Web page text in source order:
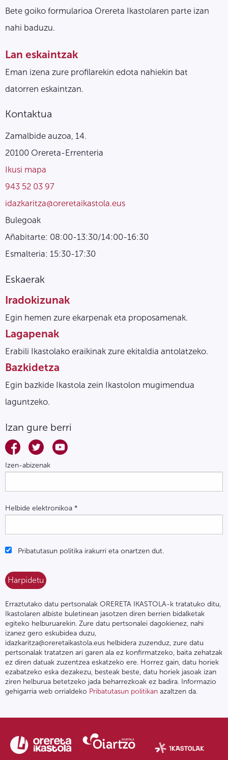
Bete goiko formularioa Orereta Ikastolaren parte izan
nahi baduzu.
Lan eskaintzak
Eman izena zure profilarekin edota nahiekin bat
datorren eskaintzan.
Kontaktua
Zamalbide auzoa, 14.
20100 Orereta-Errenteria
Ikusi mapa
943 52 03 97
idazkaritza@oreretaikastola.eus
Bulegoak
Añabitarte: 08:00-13:30/14:00-16:30
Esmalteria: 15:30-17:30
Eskaerak
Iradokizunak
Egin hemen zure ekarpenak eta proposamenak.
Lagapenak
Erabili Ikastolako eraikinak zure ekitaldia antolatzeko.
Bazkidetza
Egin bazkide Ikastola zein Ikastolon mugimendua
laguntzeko.
Izan gure berri
Izen-abizenak
Helbide elektronikoa *
Pribatutasun politika irakurri eta onartzen dut.
Erraztutako datu pertsonalak ORERETA IKASTOLA-k tratatuko ditu,
Ikastolaren albiste buletinean jasotzen diren berrien bidalketak
egiteko helburuarekin. Zure datu pertsonalei dagokienez, nahi
izanez gero eskubidea duzu,
idazkaritza@oreretaikastola.eus helbidera zuzenduz, zure datu
pertsonalak tratatzen ari garen ala ez konfirmatzeko, baita zehatzak
ez diren datuak zuzentzea eskatzeko ere. Horrez gain, datu horiek
ezabatzeko eska dezakezu, besteak beste, datu horiek jasoak izan
ziren helburua betetzeko jada beharrezkoak ez badira. Informazio
gehigarria web orrialdeko Pribatutasun politikan azaltzen da.